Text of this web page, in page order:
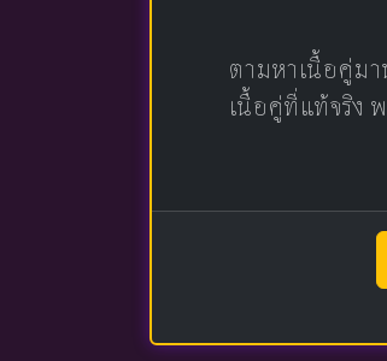
ตามหาเนื้อคู่ม
เนื้อคู่ที่แท้จริง